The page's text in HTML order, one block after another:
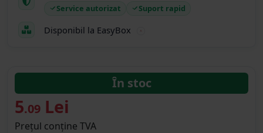
Service autorizat Suport rapid
Disponibil la EasyBox
În stoc
5.09 Lei
Prețul conține TVA